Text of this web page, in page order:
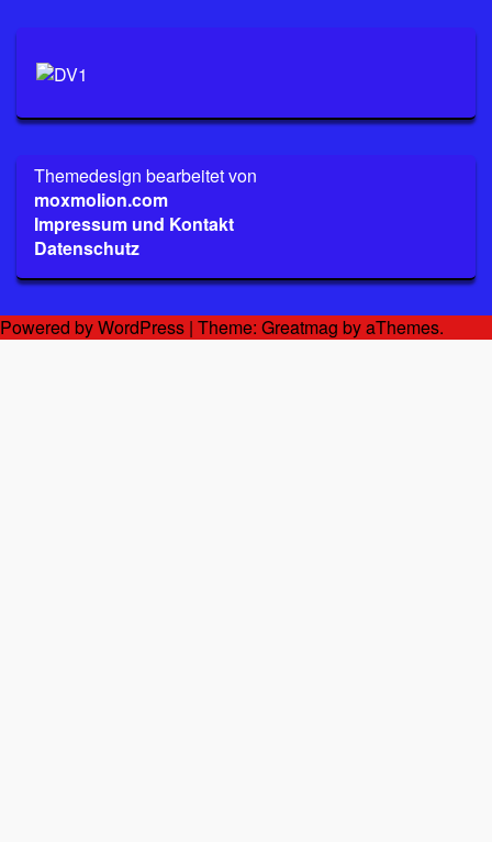
Themedesign bearbeitet von
moxmolion.com
Impressum und Kontakt
Datenschutz
Powered by WordPress | Theme: Greatmag by aThemes.